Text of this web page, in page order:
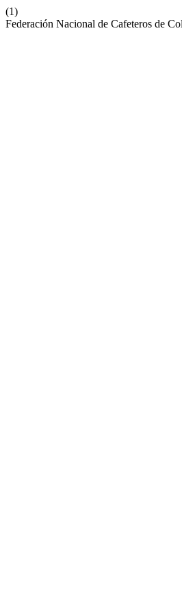
(1)
Federación Nacional de Cafeteros de